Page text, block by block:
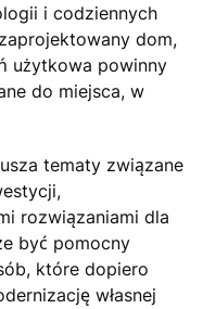
i codziennych
dom,
użytkowa powinny
do miejsca, w
tematy związane
rozwiązaniami dla
być pomocny
które dopiero
własnej